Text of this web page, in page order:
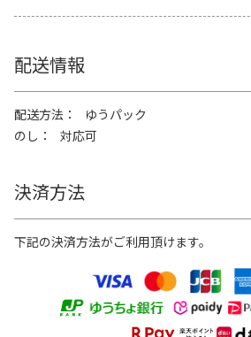
配送情報
配送方法
ゆうパック
のし
対応可
決済方法
下記の決済方法がご利用頂けます。